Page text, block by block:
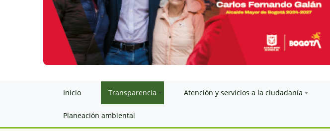
Inicio Transparencia Atención y servicios a la ciudadanía
Planeación ambiental